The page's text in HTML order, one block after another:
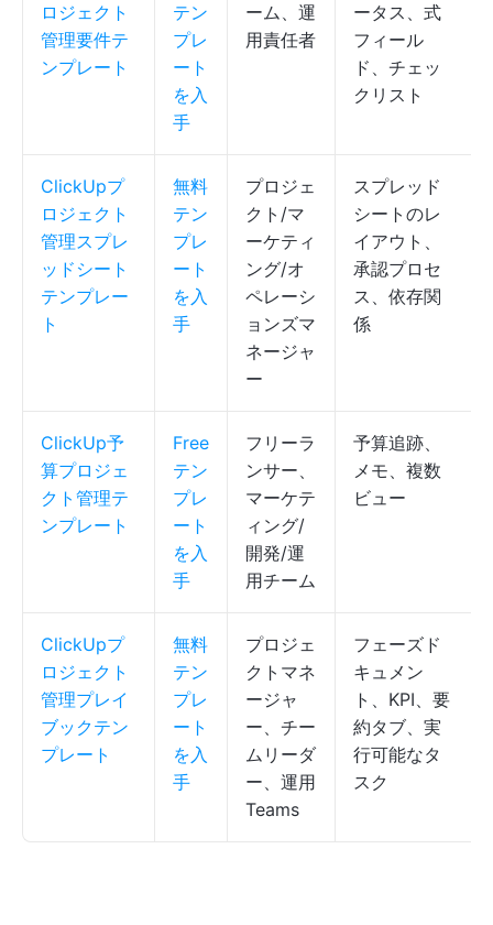
ロジェクト
管理要件テ
ンプレート
テン
プレ
ート
を入
手
ーム、運
用責任者
ータス、式
フィール
ド、チェッ
クリスト
ClickUpプ
ロジェクト
管理スプレ
ッドシート
テンプレー
ト
無料
テン
プレ
ート
を入
手
プロジェ
クト/マ
ーケティ
ング/オ
ペレーシ
ョンズマ
ネージャ
ー
スプレッド
シートのレ
イアウト、
承認プロセ
ス、依存関
係
ClickUp予
算プロジェ
クト管理テ
ンプレート
Free
テン
プレ
ート
を入
手
フリーラ
ンサー、
マーケテ
ィング/
開発/運
用チーム
予算追跡、
メモ、複数
ビュー
ClickUpプ
ロジェクト
管理プレイ
ブックテン
プレート
無料
テン
プレ
ート
を入
手
プロジェ
クトマネ
ージャ
ー、チー
ムリーダ
ー、運用
Teams
フェーズド
キュメン
ト、KPI、要
約タブ、実
行可能なタ
スク